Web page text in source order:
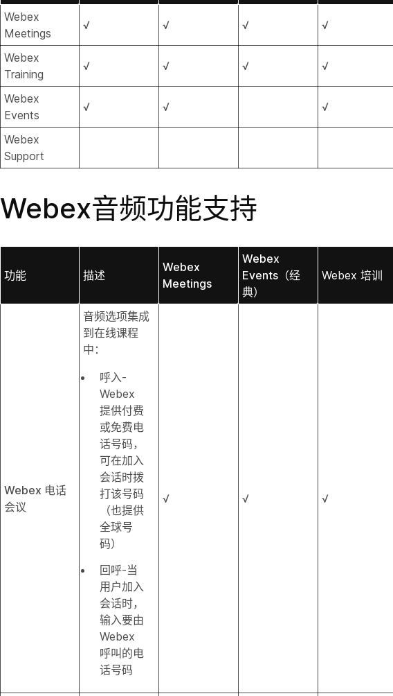
Webex
Meetings
√ √ √ √
Webex
Training
√ √ √ √
Webex
Events
√ √ √
Webex
Support
Webex音频功能支持
功能 描述
Webex
Meetings
Webex
Events（经
典）
Webex 培训
Webex 电话
会议
音频选项集成
到在线课程
中：
呼入-
Webex
提供付费
或免费电
话号码，
可在加入
会话时拨
打该号码
（也提供
全球号
码）
回呼-当
用户加入
会话时，
输入要由
Webex
呼叫的电
话号码
√ √ √